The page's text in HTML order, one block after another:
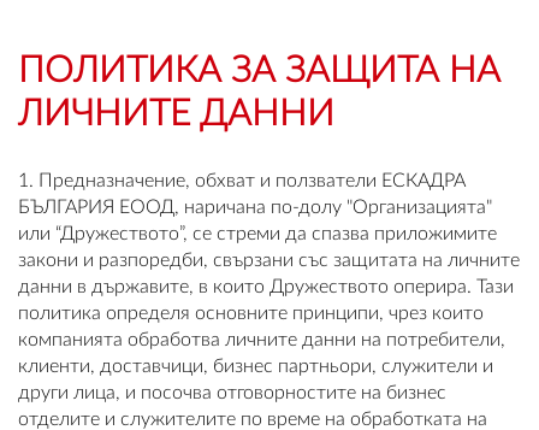
ПОЛИТИКА ЗА ЗАЩИТА НА
ЛИЧНИТЕ ДАННИ
1. Предназначение, обхват и ползватели ЕСКАДРА
БЪЛГАРИЯ ЕООД, наричана по-долу "Организацията"
или “Дружеството”, се стреми да спазва приложимите
закони и разпоредби, свързани със защитата на личните
данни в държавите, в които Дружеството оперира. Тази
политика определя основните принципи, чрез които
компанията обработва личните данни на потребители,
клиенти, доставчици, бизнес партньори, служители и
други лица, и посочва отговорностите на бизнес
отделите и служителите по време на обработката на
0 продукта
Вход
Регистрация